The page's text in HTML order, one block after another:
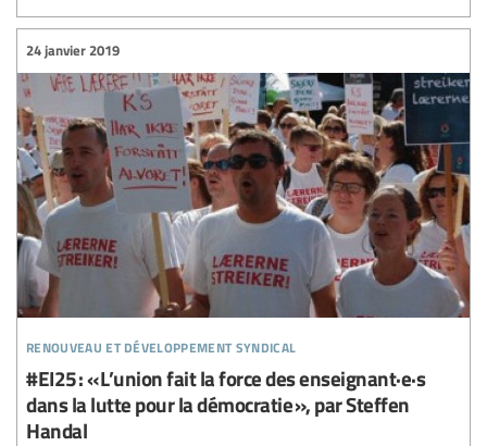
renouveau et développement syndical
24 janvier 2019
#EI25 : « L’union fait la force des enseignant·e·s
dans la lutte pour la démocratie », par Steffen
Handal